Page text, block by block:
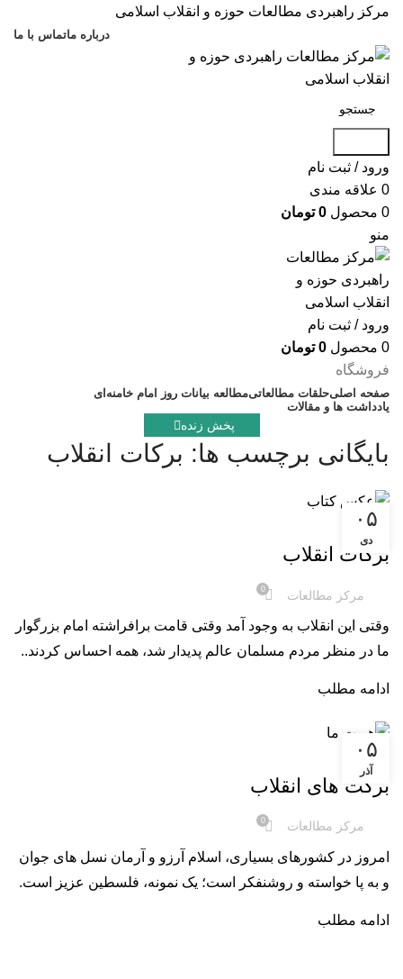
مرکز راهبردی مطالعات حوزه و انقلاب اسلامی
درباره ماتماس با ما
ورود / ثبت نام
0 علاقه مندی
0 محصول 0 تومان
منو
ورود / ثبت نام
0 محصول 0 تومان
فروشگاه
صفحه اصلیحلقات مطالعاتیمطالعه بیانات روز امام خامنه‌ای
یادداشت ها و مقالات
پخش زنده
بایگانی برچسب ها: برکات انقلاب
۰۵
دی
کتاب صوتی
برکات انقلاب
مرکز مطالعات 0
وقتی این انقلاب به وجود آمد وقتی قامت برافراشته امام بزرگوار
ما در منظر مردم مسلمان عالم پدیدار شد، همه احساس کردند..
ادامه مطلب
۰۵
آذر
کلیپ
برکت های انقلاب
مرکز مطالعات 0
امروز در کشورهای بسیاری، اسلام آرزو و آرمان نسل های جوان
و به پا خواسته و روشنفکر است؛ یک نمونه، فلسطین عزیز است.
ادامه مطلب